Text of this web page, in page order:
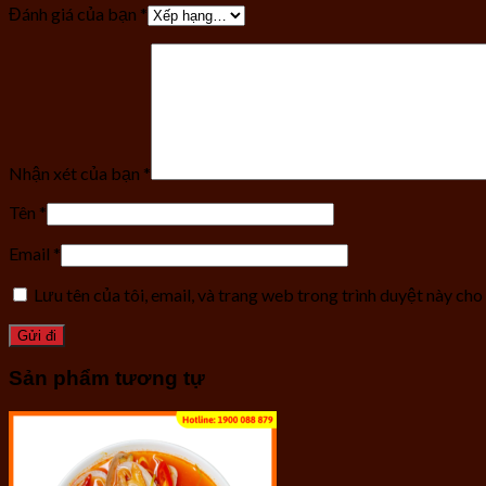
Đánh giá của bạn *
Nhận xét của bạn *
Tên *
Email *
Lưu tên của tôi, email, và trang web trong trình duyệt này
Sản phẩm tương tự